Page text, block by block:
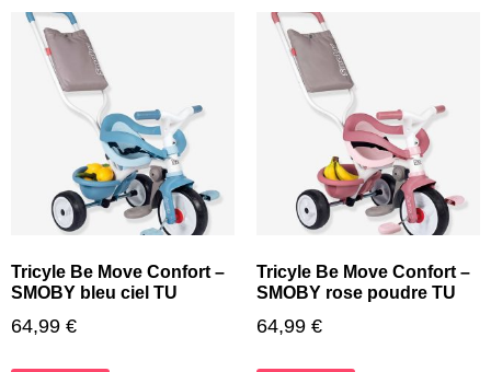
Tricyle Be Move Confort –
SMOBY bleu ciel TU
64,99 €
Tricyle Be Move Confort –
SMOBY rose poudre TU
64,99 €